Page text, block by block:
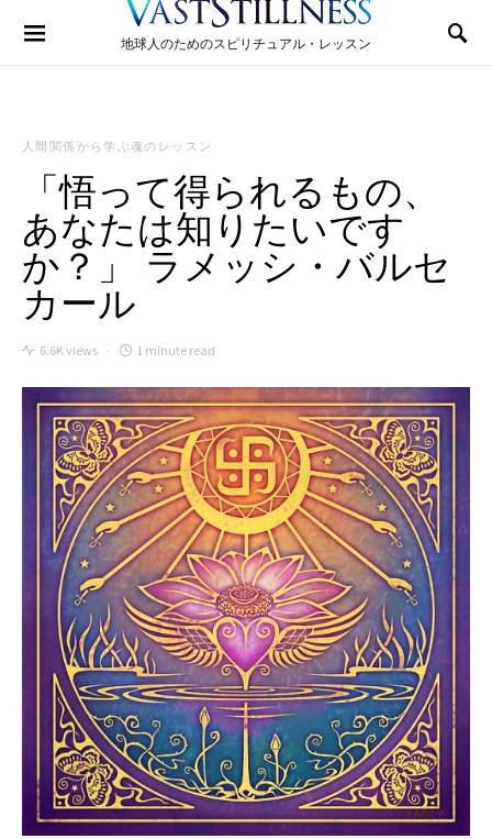
地球人のためのスピリチュアル・レッスン
Search for:
人間関係から学ぶ魂のレッスン
「悟って得られるもの、
あなたは知りたいです
か？」 ラメッシ・バルセ
カール
6.6K views 1 minute read